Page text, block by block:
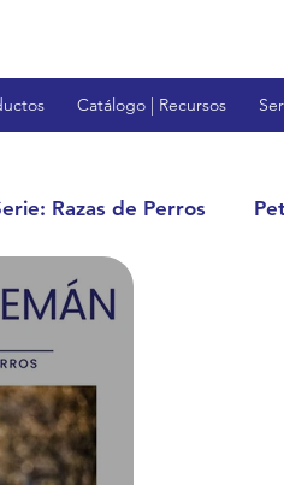
Catálogo | Recursos
Razas de Perros
Lovers™
Productos: Calidad y